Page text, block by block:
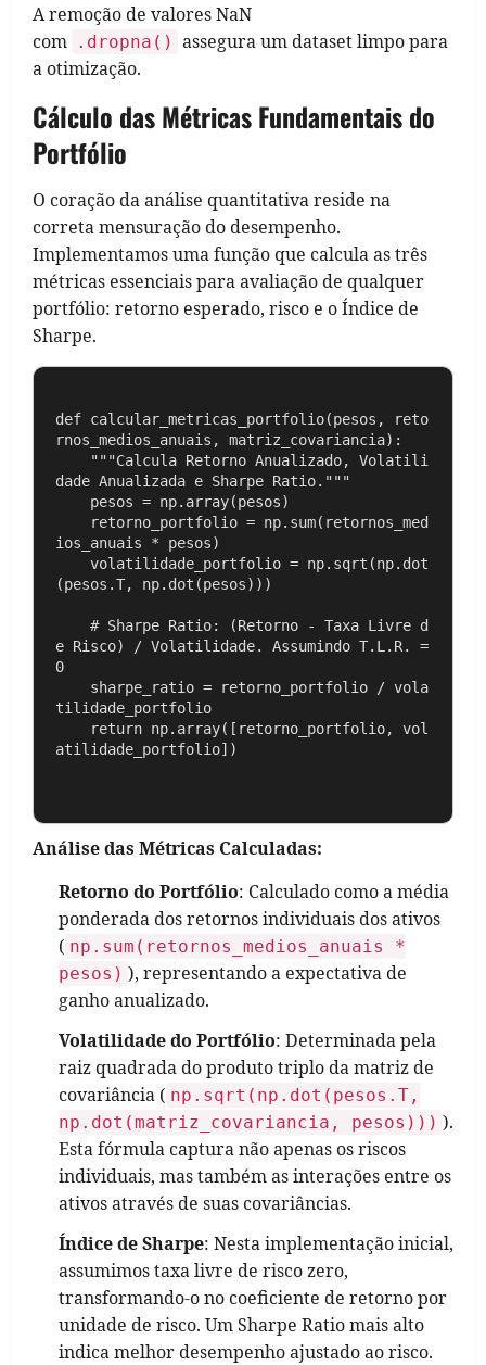
A remoção de valores NaN
com .dropna() assegura um dataset limpo para
a otimização.
Cálculo das Métricas Fundamentais do
Portfólio
O coração da análise quantitativa reside na
correta mensuração do desempenho.
Implementamos uma função que calcula as três
métricas essenciais para avaliação de qualquer
portfólio: retorno esperado, risco e o Índice de
Sharpe.
def calcular_metricas_portfolio(pesos, reto
rnos_medios_anuais, matriz_covariancia):
dade Anualizada e Sharpe Ratio."""
ios_anuais * pesos)
(pesos.T, np.dot(pesos)))
e Risco) / Volatilidade. Assumindo T.L.R. =
0
tilidade_portfolio
atilidade_portfolio])
Análise das Métricas Calculadas:
Retorno do Portfólio: Calculado como a média
ponderada dos retornos individuais dos ativos
( np.sum(retornos_medios_anuais *
pesos) ), representando a expectativa de
ganho anualizado.
Volatilidade do Portfólio: Determinada pela
raiz quadrada do produto triplo da matriz de
covariância ( np.sqrt(np.dot(pesos.T,
np.dot(matriz_covariancia, pesos))) ).
Esta fórmula captura não apenas os riscos
individuais, mas também as interações entre os
ativos através de suas covariâncias.
Índice de Sharpe: Nesta implementação inicial,
assumimos taxa livre de risco zero,
transformando-o no coeficiente de retorno por
unidade de risco. Um Sharpe Ratio mais alto
indica melhor desempenho ajustado ao risco.